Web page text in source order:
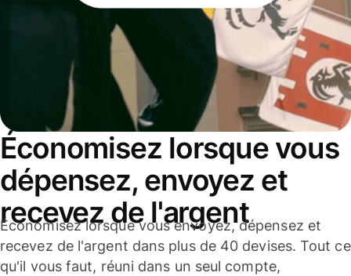
Économisez lorsque vous
dépensez, envoyez et
recevez de l'argent
Économisez lorsque vous envoyez, dépensez et
recevez de l'argent dans plus de 40 devises. Tout ce
qu'il vous faut, réuni dans un seul compte,